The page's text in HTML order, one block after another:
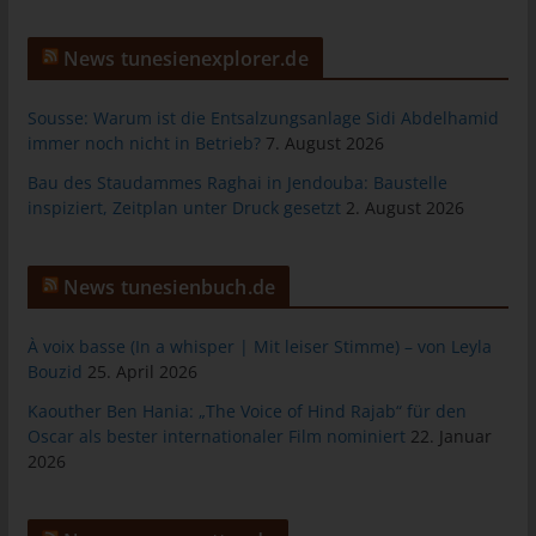
News tunesienexplorer.de
Sousse: Warum ist die Entsalzungsanlage Sidi Abdelhamid
immer noch nicht in Betrieb? 7. August 2026
Bau des Staudammes Raghai in Jendouba: Baustelle
inspiziert, Zeitplan unter Druck gesetzt 2. August 2026
News tunesienbuch.de
À voix basse (In a whisper | Mit leiser Stimme) – von Leyla
Bouzid 25. April 2026
Kaouther Ben Hania: „The Voice of Hind Rajab“ für den
Oscar als bester internationaler Film nominiert 22. Januar
2026
Kommentarfunktion im Blog auf der
Wir bieten den Nutzern auf einem Blog, der sich auf der
die Möglichkeit, individuelle Kommentare zu einzelnen Blog-
Beiträgen zu hinterlassen. Ein Blog ist ein auf einer Internetseite
eine oder mehrere Personen, die Blogger oder Web-Blogger
genannt werden, Artikel posten oder Gedanken in sogenannten
Regel von Dritten kommentiert werden.
Hinterlässt eine betroffene Person einen Kommentar in dem auf
dieser Internetseite veröffentlichten Blog, werden neben den
von der betroffenen Person hinterlassenen Kommentaren auch
Angaben zum Zeitpunkt der Kommentareingabe sowie zu dem
(Pseudonym) gespeichert und veröffentlicht. Ferner wird die